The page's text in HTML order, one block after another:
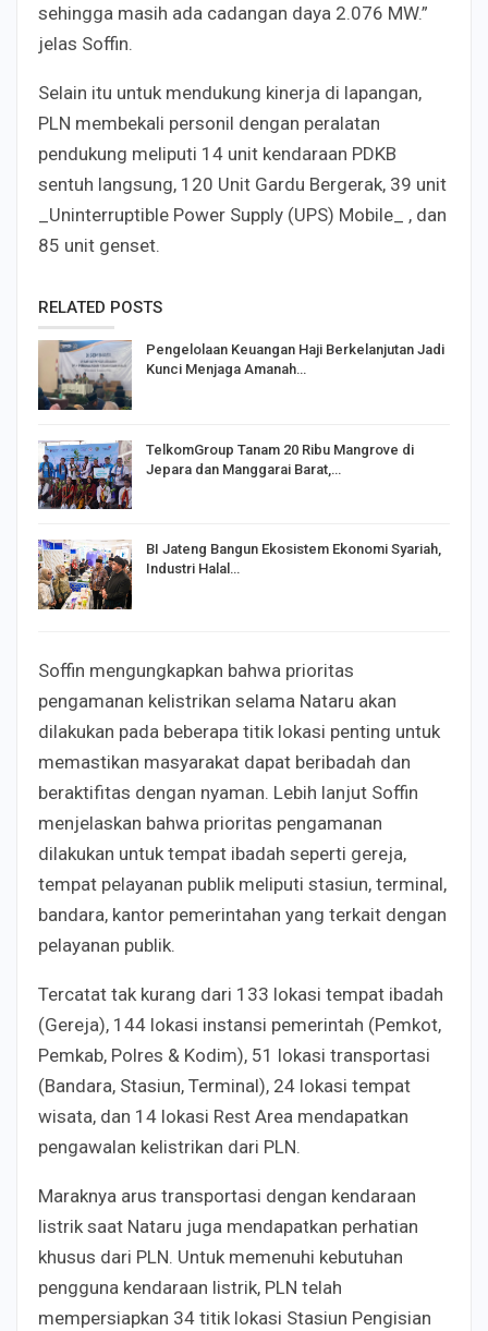
sehingga masih ada cadangan daya 2.076 MW.”
jelas Soffin.
Selain itu untuk mendukung kinerja di lapangan,
PLN membekali personil dengan peralatan
pendukung meliputi 14 unit kendaraan PDKB
sentuh langsung, 120 Unit Gardu Bergerak, 39 unit
_Uninterruptible Power Supply (UPS) Mobile_ , dan
85 unit genset.
RELATED POSTS
Pengelolaan Keuangan Haji Berkelanjutan Jadi
Kunci Menjaga Amanah…
TelkomGroup Tanam 20 Ribu Mangrove di
Jepara dan Manggarai Barat,…
BI Jateng Bangun Ekosistem Ekonomi Syariah,
Industri Halal…
Soffin mengungkapkan bahwa prioritas
pengamanan kelistrikan selama Nataru akan
dilakukan pada beberapa titik lokasi penting untuk
memastikan masyarakat dapat beribadah dan
beraktifitas dengan nyaman. Lebih lanjut Soffin
menjelaskan bahwa prioritas pengamanan
dilakukan untuk tempat ibadah seperti gereja,
tempat pelayanan publik meliputi stasiun, terminal,
bandara, kantor pemerintahan yang terkait dengan
pelayanan publik.
Tercatat tak kurang dari 133 lokasi tempat ibadah
(Gereja), 144 lokasi instansi pemerintah (Pemkot,
Pemkab, Polres & Kodim), 51 lokasi transportasi
(Bandara, Stasiun, Terminal), 24 lokasi tempat
wisata, dan 14 lokasi Rest Area mendapatkan
pengawalan kelistrikan dari PLN.
Maraknya arus transportasi dengan kendaraan
listrik saat Nataru juga mendapatkan perhatian
khusus dari PLN. Untuk memenuhi kebutuhan
pengguna kendaraan listrik, PLN telah
mempersiapkan 34 titik lokasi Stasiun Pengisian